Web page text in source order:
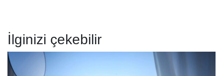
İlginizi çekebilir